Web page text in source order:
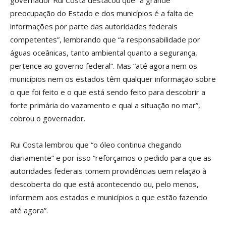
preocupação do Estado e dos municípios é a falta de
informações por parte das autoridades federais
competentes”, lembrando que “a responsabilidade por
águas oceânicas, tanto ambiental quanto a segurança,
pertence ao governo federal”. Mas “até agora nem os
municípios nem os estados têm qualquer informação sobre
o que foi feito e o que está sendo feito para descobrir a
forte primária do vazamento e qual a situação no mar”,
cobrou o governador.
Rui Costa lembrou que “o óleo continua chegando
diariamente” e por isso “reforçamos o pedido para que as
autoridades federais tomem providências uem relação à
descoberta do que está acontecendo ou, pelo menos,
informem aos estados e municípios o que estão fazendo
até agora”.